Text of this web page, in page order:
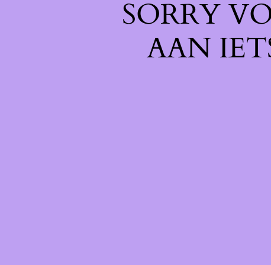
SORRY
AAN